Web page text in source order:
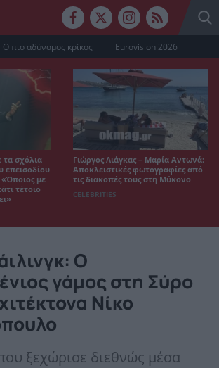
Ο πιο αδύναμος κρίκος Eurovision 2026
τα σχόλια
επεισοδίου
με
τέτοιο
Γιώργος Λιάγκας – Μαρία Αντωνά:
Αποκλειστικές φωτογραφίες από
τις διακοπές τους στη Μύκονο
CELEBRITIES
Ο
γάμος στη Σύρο
Νίκο
ξεχώρισε διεθνώς μέσα